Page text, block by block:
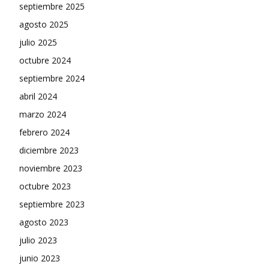
septiembre 2025
agosto 2025
julio 2025
octubre 2024
septiembre 2024
abril 2024
marzo 2024
febrero 2024
diciembre 2023
noviembre 2023
octubre 2023
septiembre 2023
agosto 2023
julio 2023
junio 2023